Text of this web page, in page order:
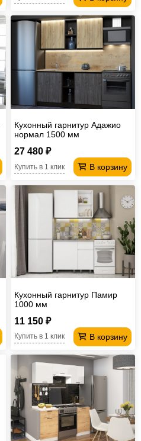
Кухонный гарнитур Адажио
нормал 1500 мм
27 480 ₽
В корзину
Купить в 1 клик
Кухонный гарнитур Памир
1000 мм
11 150 ₽
В корзину
Купить в 1 клик